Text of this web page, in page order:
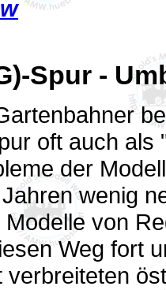
Spur -
oft auch
der
wenig
von
Weg fort
verbreiteten